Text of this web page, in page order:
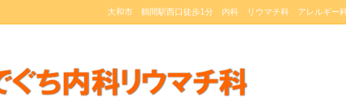
大和市 鶴間駅西口徒歩1分 内科 リウマチ科 アレルギー